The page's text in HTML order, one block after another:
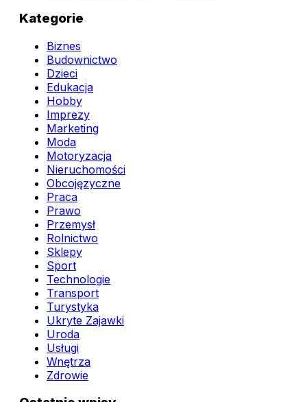
Kategorie
Biznes
Budownictwo
Dzieci
Edukacja
Hobby
Imprezy
Marketing
Moda
Motoryzacja
Nieruchomości
Obcojęzyczne
Praca
Prawo
Przemysł
Rolnictwo
Sklepy
Sport
Technologie
Transport
Turystyka
Ukryte Zajawki
Uroda
Usługi
Wnętrza
Zdrowie